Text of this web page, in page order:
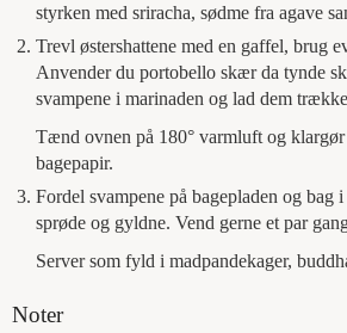
styrken med sriracha, sødme fra agave
Trevl østershattene med en gaffel, brug
Anvender du portobello skær da tynde
svampene i marinaden og lad dem
Tænd ovnen på 180° varmluft og klargør
bagepapir.
Fordel svampene på bagepladen og
sprøde og gyldne. Vend gerne et par
Server som fyld i madpandekager,
Noter